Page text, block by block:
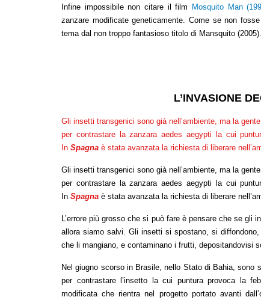
Infine impossibile non citare il film Mosquito Man
zanzare modificate geneticamente. Come se non
tema dal non troppo fantasioso titolo di Mansquito (2005).
L’INVASIONE
Gli insetti transgenici sono già nell’ambiente, ma la
per contrastare la zanzara aedes aegypti la cui
In Spagna è stata avanzata la richiesta di liberare
Gli insetti transgenici sono già nell’ambiente, ma la
per contrastare la zanzara aedes aegypti la cui
In Spagna è stata avanzata la richiesta di liberare
L’errore più grosso che si può fare è pensare che se gli
allora siamo salvi. Gli insetti si spostano, si
che li mangiano, e contaminano i frutti, depositandovisi
Nel giugno scorso in Brasile, nello Stato di Bahia, sono
per contrastare l’insetto la cui puntura provoca la
modificata che rientra nel progetto portato avanti